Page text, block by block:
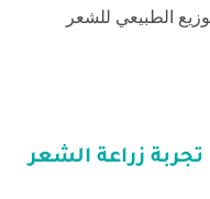
الطبيعي للشعر
تجربة زراعة الشعر